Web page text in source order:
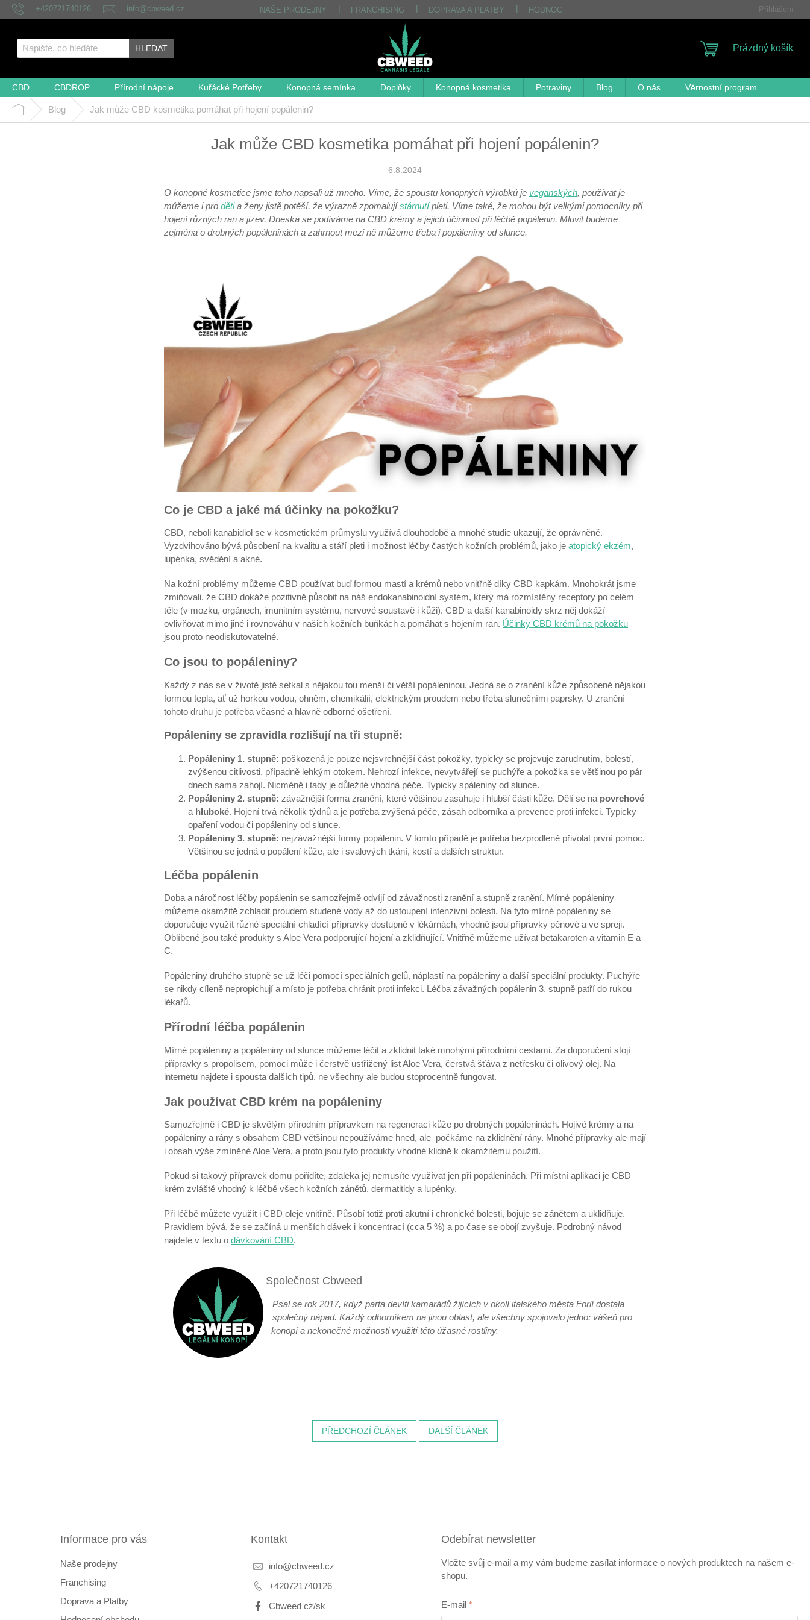
Přejít
na
+420721740126 info@cbweed.cz NAŠE PRODEJNY FRANCHISING DOPRAVA A PLATBY HODNOCENÍ OBCHODU OBCHODNÍ PODMÍNKYPřihlášení
HLEDAT
NÁKUPNÍ
Prázdný košík
CBD CBDROP Přírodní nápoje Kuřácké Potřeby Konopná semínka Doplňky Konopná kosmetika Potraviny Blog O nás Věrnostní program
Domů Blog Jak může CBD kosmetika pomáhat při hojení popálenin?
Jak může CBD kosmetika pomáhat při hojení popálenin?
6.8.2024
O konopné kosmetice jsme toho napsali už mnoho. Víme, že spoustu konopných výrobků je veganských, používat je
můžeme i pro dětia ženy jistě potěší, že výrazně zpomalujístárnutípleti. Víme také, že mohou být velkými pomocníky při
hojení různých ran a jizev. Dneska se podíváme na CBD krémy a jejich účinnost při léčbě popálenin. Mluvit budeme
zejména o drobných popáleninách a zahrnout mezi ně můžeme třeba i popáleniny od slunce.
Co je CBD a jaké má účinky na pokožku?
CBD, neboli kanabidiol se v kosmetickém průmyslu využívá dlouhodobě a mnohé studie ukazují, že oprávněně.
Vyzdvihováno bývá působení na kvalitu a stáří pleti i možnost léčby častých kožních problémů, jako je atopický ekzém,
lupénka, svědění a akné.
Na kožní problémy můžeme CBD používat buď formou mastí a krémů nebo vnitřně díky CBD kapkám. Mnohokrát jsme
zmiňovali, že CBD dokáže pozitivně působit na náš endokanabinoidní systém, který má rozmístěny receptory po celém
těle (v mozku, orgánech, imunitním systému, nervové soustavě i kůži). CBD a další kanabinoidy skrz něj dokáží
ovlivňovat mimo jiné i rovnováhu v našich kožních buňkách a pomáhat s hojením ran. Účinky CBD krémů na pokožku
jsou proto neodiskutovatelné.
Co jsou to popáleniny?
Každý z nás se v životě jistě setkal s nějakou tou menší či větší popáleninou. Jedná se o zranění kůže způsobené nějakou
formou tepla, ať už horkou vodou, ohněm, chemikálií, elektrickým proudem nebo třeba slunečními paprsky. U zranění
tohoto druhu je potřeba včasné a hlavně odborné ošetření.
Popáleniny se zpravidla rozlišují na tři stupně:
Popáleniny 1. stupně: poškozená je pouze nejsvrchnější část pokožky, typicky se projevuje zarudnutím, bolestí,
zvýšenou citlivosti, případně lehkým otokem. Nehrozí infekce, nevytvářejí se puchýře a pokožka se většinou po pár
dnech sama zahojí. Nicméně i tady je důležité vhodná péče. Typicky spáleniny od slunce.
Popáleniny 2. stupně: závažnější forma zranění, které většinou zasahuje i hlubší části kůže. Dělí se na povrchové
a hluboké. Hojení trvá několik týdnů a je potřeba zvýšená péče, zásah odborníka a prevence proti infekci. Typicky
opaření vodou či popáleniny od slunce.
Popáleniny 3. stupně: nejzávažnější formy popálenin. V tomto případě je potřeba bezprodleně přivolat první pomoc.
Většinou se jedná o popálení kůže, ale i svalových tkání, kostí a dalších struktur.
Léčba popálenin
Doba a náročnost léčby popálenin se samozřejmě odvíjí od závažnosti zranění a stupně zranění. Mírné popáleniny
můžeme okamžitě zchladit proudem studené vody až do ustoupení intenzivní bolesti. Na tyto mírné popáleniny se
doporučuje využít různé speciální chladící přípravky dostupné v lékárnách, vhodné jsou přípravky pěnové a ve spreji.
Oblíbené jsou také produkty s Aloe Vera podporující hojení a zklidňující. Vnitřně můžeme užívat betakaroten a vitamin E a
C.
Popáleniny druhého stupně se už léči pomocí speciálních gelů, náplastí na popáleniny a další speciální produkty. Puchýře
se nikdy cíleně nepropichují a místo je potřeba chránit proti infekci. Léčba závažných popálenin 3. stupně patří do rukou
lékařů.
Přírodní léčba popálenin
Mírné popáleniny a popáleniny od slunce můžeme léčit a zklidnit také mnohými přírodními cestami. Za doporučení stojí
přípravky s propolisem, pomoci může i čerstvě ustřižený list Aloe Vera, čerstvá šťáva z netřesku či olivový olej. Na
internetu najdete i spousta dalších tipů, ne všechny ale budou stoprocentně fungovat.
Jak používat CBD krém na popáleniny
Samozřejmě i CBD je skvělým přírodním přípravkem na regeneraci kůže po drobných popáleninách. Hojivé krémy a na
popáleniny a rány s obsahem CBD většinou nepoužíváme hned, ale počkáme na zklidnění rány. Mnohé přípravky ale mají
i obsah výše zmíněné Aloe Vera, a proto jsou tyto produkty vhodné klidně k okamžitému použití.
Pokud si takový přípravek domu pořídíte, zdaleka jej nemusíte využívat jen při popáleninách. Při místní aplikaci je CBD
krém zvláště vhodný k léčbě všech kožních zánětů, dermatitidy a lupénky.
Při léčbě můžete využít i CBD oleje vnitřně. Působí totiž proti akutní i chronické bolesti, bojuje se zánětem a uklidňuje.
Pravidlem bývá, že se začíná u menších dávek i koncentrací (cca 5 %) a po čase se obojí zvyšuje. Podrobný návod
najdete v textu o dávkování CBD.
Společnost Cbweed
Psal se rok 2017, když parta devíti kamarádů žijících v okolí italského města Forlì dostala
společný nápad. Každý odborníkem na jinou oblast, ale všechny spojovalo jedno: vášeň pro
konopí a nekonečné možnosti využití této úžasné rostliny.
PŘEDCHOZÍ ČLÁNEK DALŠÍ ČLÁNEK
Informace pro vás
Naše prodejny
Franchising
Doprava a Platby
Kontakt
info@cbweed.cz
+420721740126
Cbweed cz/sk
Odebírat newsletter
Vložte svůj e-mail a my vám budeme zasílat informace o nových produktech na našem e-
shopu.
E-mail